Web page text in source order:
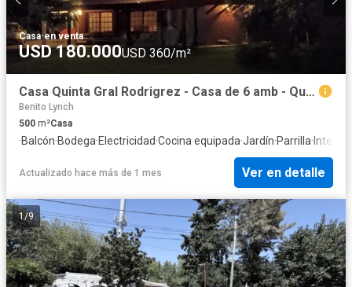
Casa·en venta
USD 180.000USD 360/m²
Casa Quinta Gral Rodrigrez - Casa de 6 amb - Quincho con dorm y 2 baños- Pileta
Benito Lynch
500 m²Casa
·Balcón·Bodega·Electricidad·Cocina equipada·Jardín·Parrilla· Internet
Actualizado hace más de 1 mes Ver en detalle
1/9